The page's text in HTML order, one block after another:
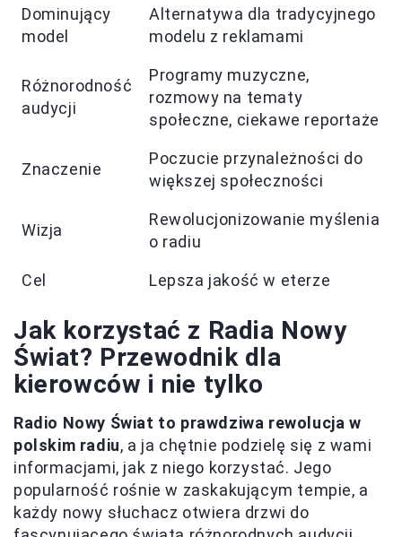
Dominujący
model
Alternatywa dla tradycyjnego
modelu z reklamami
Różnorodność
audycji
Programy muzyczne,
rozmowy na tematy
społeczne, ciekawe reportaże
Znaczenie
Poczucie przynależności do
większej społeczności
Wizja
Rewolucjonizowanie myślenia
o radiu
Cel Lepsza jakość w eterze
Jak korzystać z Radia Nowy
Świat? Przewodnik dla
kierowców i nie tylko
Radio Nowy Świat to prawdziwa rewolucja w
polskim radiu, a ja chętnie podzielę się z wami
informacjami, jak z niego korzystać. Jego
popularność rośnie w zaskakującym tempie, a
każdy nowy słuchacz otwiera drzwi do